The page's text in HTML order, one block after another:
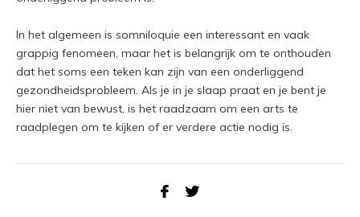
In het algemeen is somniloquie een interessant en vaak
grappig fenomeen, maar het is belangrijk om te onthouden
dat het soms een teken kan zijn van een onderliggend
gezondheidsprobleem. Als je in je slaap praat en je bent je
hier niet van bewust, is het raadzaam om een arts te
raadplegen om te kijken of er verdere actie nodig is.